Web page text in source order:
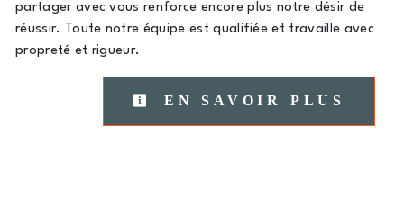
partager avec vous renforce encore plus notre désir de
réussir. Toute notre équipe est qualifiée et travaille avec
propreté et rigueur.
EN SAVOIR PLUS